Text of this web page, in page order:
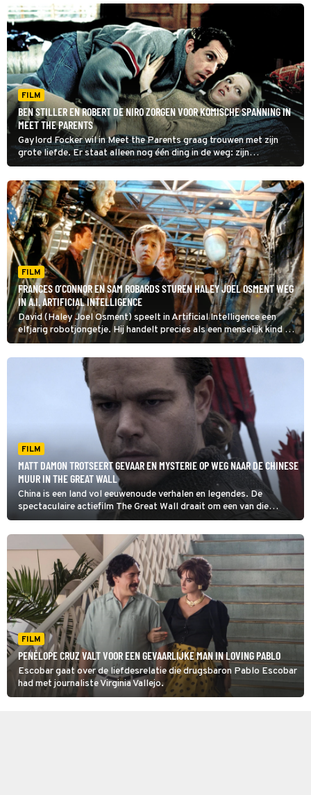
FILM
BEN STILLER EN ROBERT DE NIRO ZORGEN VOOR KOMISCHE SPANNING IN
MEET THE PARENTS
Gaylord Focker wil in Meet the Parents graag trouwen met zijn
grote liefde. Er staat alleen nog één ding in de weg: zijn
aanstaande schoonvader.
FILM
FRANCES O’CONNOR EN SAM ROBARDS STUREN HALEY JOEL OSMENT WEG
IN A.I. ARTIFICIAL INTELLIGENCE
David (Haley Joel Osment) speelt in Artificial Intelligence een
elfjarig robotjongetje. Hij handelt precies als een menselijk kind en
is zo ingesteld dat hij onvoorwaardelijke liefde aan zijn 'moeder'
geeft. Maar dan wordt hij weggedaan...
FILM
MATT DAMON TROTSEERT GEVAAR EN MYSTERIE OP WEG NAAR DE CHINESE
MUUR IN THE GREAT WALL
China is een land vol eeuwenoude verhalen en legendes. De
spectaculaire actiefilm The Great Wall draait om een van die
legendes. En om Matt Damon.
FILM
PENÉLOPE CRUZ VALT VOOR EEN GEVAARLIJKE MAN IN LOVING PABLO
Escobar gaat over de liefdesrelatie die drugsbaron Pablo Escobar
had met journaliste Virginia Vallejo.